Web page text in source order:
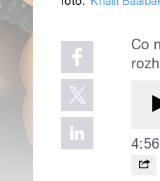
Co
4:56